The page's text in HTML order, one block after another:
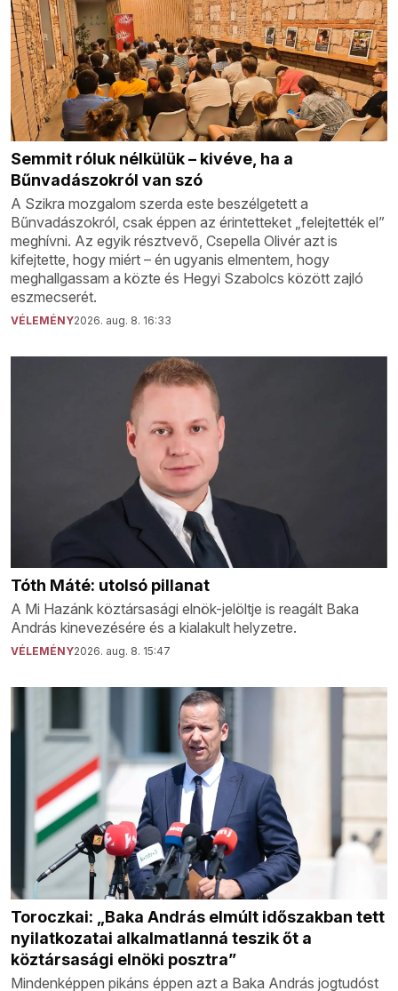
Semmit róluk nélkülük – kivéve, ha a
Bűnvadászokról van szó
A Szikra mozgalom szerda este beszélgetett a
Bűnvadászokról, csak éppen az érintetteket „felejtették el”
meghívni. Az egyik résztvevő, Csepella Olivér azt is
kifejtette, hogy miért – én ugyanis elmentem, hogy
meghallgassam a közte és Hegyi Szabolcs között zajló
eszmecserét.
VÉLEMÉNY2026. aug. 8. 16:33
Tóth Máté: utolsó pillanat
A Mi Hazánk köztársasági elnök-jelöltje is reagált Baka
András kinevezésére és a kialakult helyzetre.
VÉLEMÉNY2026. aug. 8. 15:47
Toroczkai: „Baka András elmúlt időszakban tett
nyilatkozatai alkalmatlanná teszik őt a
köztársasági elnöki posztra”
Mindenképpen pikáns éppen azt a Baka András jogtudóst